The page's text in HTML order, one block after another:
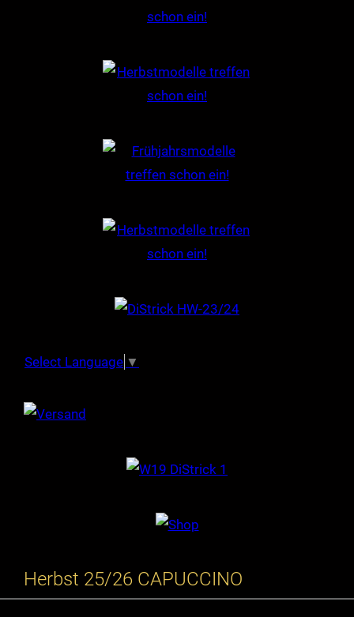
Select Language ▼
Herbst 25/26 CAPUCCINO